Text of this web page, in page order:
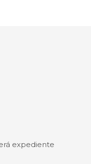
expediente